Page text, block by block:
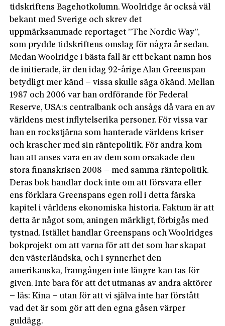
tidskriftens Bagehotkolumn. Woolridge är också väl
bekant med Sverige och skrev det
uppmärksammade reportaget ”The Nordic Way”,
som prydde tidskriftens omslag för några år sedan.
Medan Woolridge i bästa fall är ett bekant namn hos
de initierade, är den idag 92-årige Alan Greenspan
betydligt mer känd – vissa skulle säga ökänd. Mellan
1987 och 2006 var han ordförande för Federal
Reserve, USA:s centralbank och ansågs då vara en av
världens mest inflytelserika personer. För vissa var
han en rockstjärna som hanterade världens kriser
och krascher med sin räntepolitik. För andra kom
han att anses vara en av dem som orsakade den
stora finanskrisen 2008 – med samma räntepolitik.
Deras bok handlar dock inte om att försvara eller
ens förklara Greenspans egen roll i detta färska
kapitel i världens ekonomiska historia. Faktum är att
detta är något som, aningen märkligt, förbigås med
tystnad. Istället handlar Greenspans och Woolridges
bokprojekt om att varna för att det som har skapat
den västerländska, och i synnerhet den
amerikanska, framgången inte längre kan tas för
given. Inte bara för att det utmanas av andra aktörer
– läs: Kina – utan för att vi själva inte har förstått
vad det är som gör att den egna gåsen värper
guldägg.